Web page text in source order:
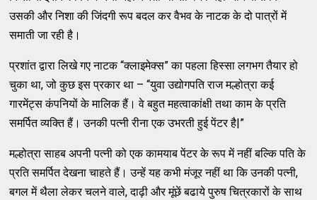
उसकी और निशा की जिंदगी रूप बदल कर वैभव के नाटक के दो पात्रों में
समाती जा रही है।
प्रशांत द्वारा लिखे गए नाटक “क्लाइमेक्स” का पहला हिस्सा लगभग तैयार हो
चुका था, जो कुछ इस प्रकार था – “युवा उद्योगपति राज मल्होत्रा कई
गारमेंट्स कंपनियों के मालिक हैं। वे बहुत महत्वाकांक्षी तथा काम के प्रति
समर्पित व्यक्ति हैं। उनकी पत्नी रीना एक उभरती हुई पेंटर है|”
मल्होत्रा साहब अपनी पत्नी को एक कामयाब पेंटर के रूप में नहीं बल्कि पति के
प्रति समर्पित देखना चाहते हैं। उन्हें यह कभी मंजूर नहीं था कि उनकी पत्नी,
बगल में थैला लेकर चलने वाले, दाढ़ी और मूंछें बढाये पुरुष चित्रकारों के साथ